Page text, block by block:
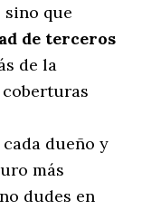
que
de terceros
de la
dueño y
más
dudes en